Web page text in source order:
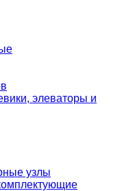
элеваторы и
узлы